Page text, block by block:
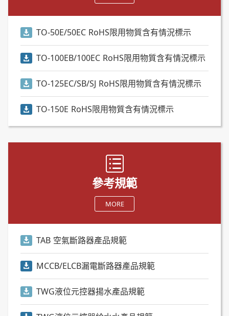
TO-50E/50EC RoHS限用物質含有情況標示
TO-100EB/100EC RoHS限用物質含有情況標示
TO-125EC/SB/SJ RoHS限用物質含有情況標示
TO-150E RoHS限用物質含有情況標示
參考規範
MORE
TAB 空氣斷路器產品規範
MCCB/ELCB漏電斷路器產品規範
TWG液位元控器揚水產品規範